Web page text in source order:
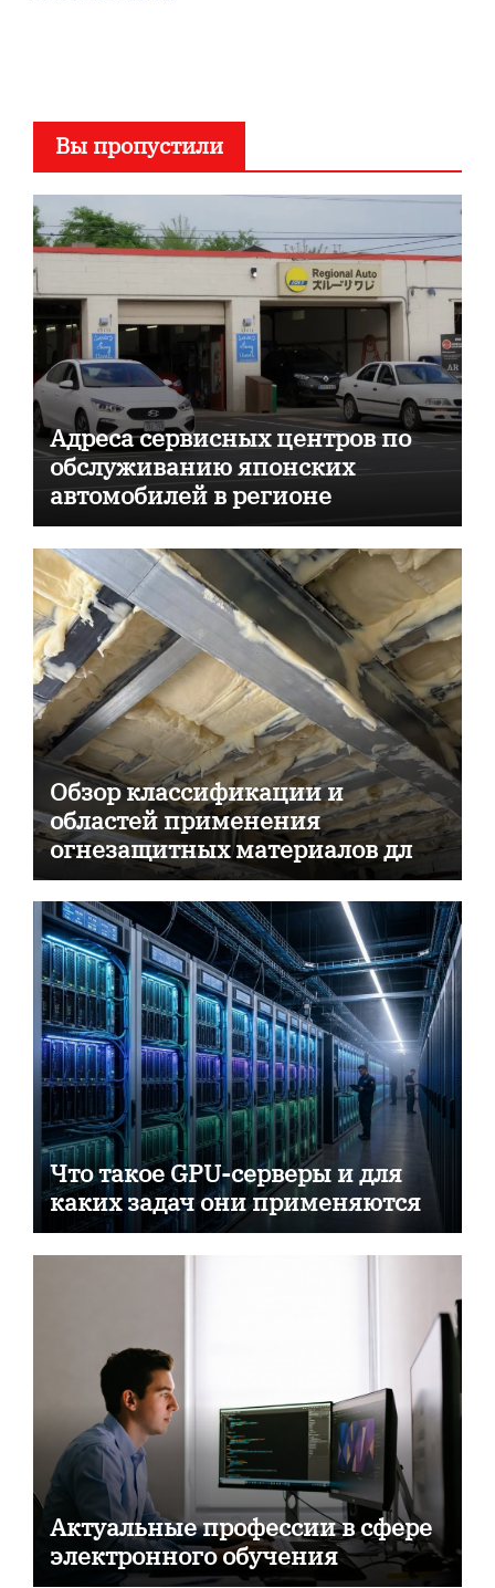
Вы пропустили
Адреса сервисных центров по
обслуживанию японских
автомобилей в регионе
Обзор классификации и
областей применения
огнезащитных материалов для
пассивной противопожарной
защиты
Что такое GPU-серверы и для
каких задач они применяются
Актуальные профессии в сфере
электронного обучения